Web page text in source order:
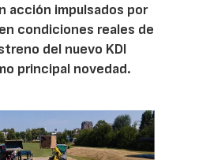
acción impulsados por
condiciones reales de
del nuevo KDI
principal novedad.